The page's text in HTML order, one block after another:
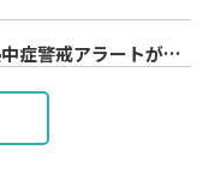
症警戒アラートが発